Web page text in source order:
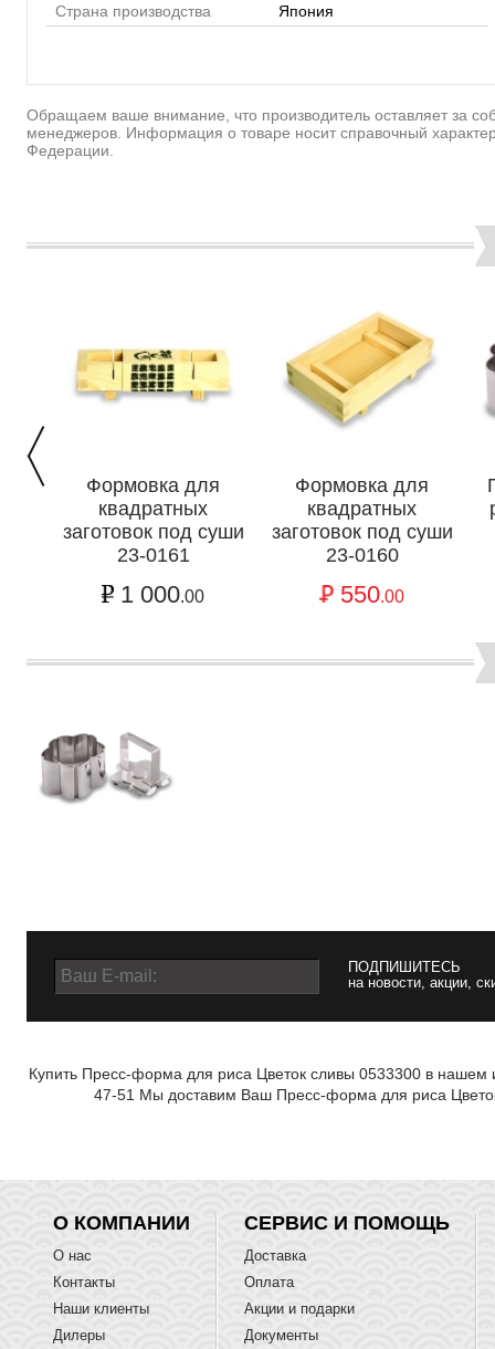
Страна производства
Япония
Обращаем ваше внимание, что производитель оставляет за
менеджеров. Информация о товаре носит справочный
Федерации.
Формовка для
квадратных
заготовок под суши
23-0161
1 000.00
Формовка для
квадратных
заготовок под суши
23-0160
550.00
ПОДПИШИТЕСЬ
на новости, акции,
Купить Пресс-форма для риса Цветок сливы 0533300 в нашем
47-51 Мы доставим Ваш Пресс-форма для риса
О КОМПАНИИ
О нас
Контакты
Наши клиенты
Дилеры
СЕРВИС И ПОМОЩЬ
Доставка
Оплата
Акции и подарки
Документы